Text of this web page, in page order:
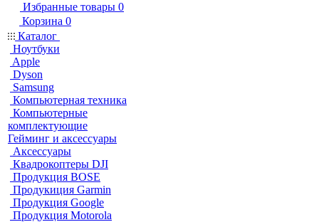
Избранные товары 0
Корзина 0
Каталог
Ноутбуки
Apple
Dyson
Samsung
Компьютерная техника
Компьютерные
комплектующие
Гейминг и аксессуары
Аксессуары
Квадрокоптеры DJI
Продукция BOSE
Продукиция Garmin
Продукция Google
Продукция Motorola